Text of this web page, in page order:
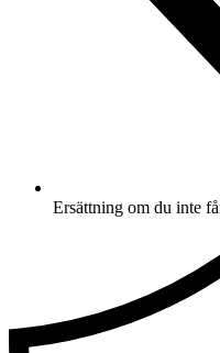
Ersättning om du inte